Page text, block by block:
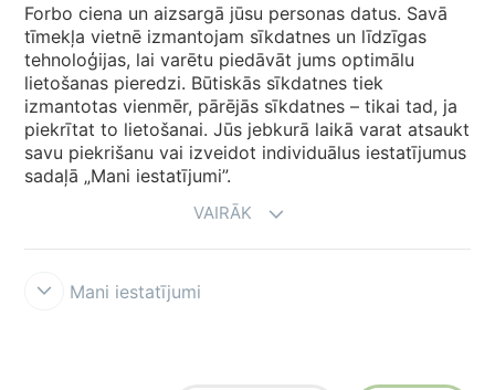
Valstu mājas lapas
Izvēlēties valsti
Forbo ciena un aizsargā jūsu personas datus. Savā
tīmekļa vietnē izmantojam sīkdatnes un līdzīgas
tehnoloģijas, lai varētu piedāvāt jums optimālu
lietošanas pieredzi. Būtiskās sīkdatnes tiek
izmantotas vienmēr, pārējās sīkdatnes – tikai tad, ja
piekrītat to lietošanai. Jūs jebkurā laikā varat atsaukt
savu piekrišanu vai izveidot individuālus iestatījumus
sadaļā „Mani iestatījumi”.
VAIRĀK
Mani iestatījumi